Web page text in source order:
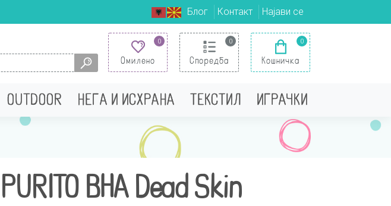
Блог Контакт Најави се
0
Омилено
0
Споредба
0
Кошничка
OUTDOOR НЕГА И ИСХРАНА ТЕКСТИЛ ИГРАЧКИ
PURITO BHA Dead Skin